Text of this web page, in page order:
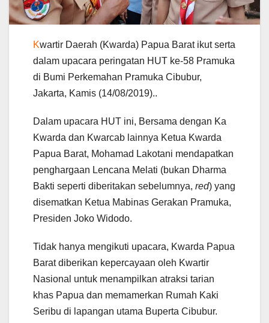
Kwartir Daerah (Kwarda) Papua Barat ikut serta
dalam upacara peringatan HUT ke-58 Pramuka
di Bumi Perkemahan Pramuka Cibubur,
Jakarta, Kamis (14/08/2019)..
Dalam upacara HUT ini, Bersama dengan Ka
Kwarda dan Kwarcab lainnya Ketua Kwarda
Papua Barat, Mohamad Lakotani mendapatkan
penghargaan Lencana Melati (bukan Dharma
Bakti seperti diberitakan sebelumnya, red) yang
disematkan Ketua Mabinas Gerakan Pramuka,
Presiden Joko Widodo.
Tidak hanya mengikuti upacara, Kwarda Papua
Barat diberikan kepercayaan oleh Kwartir
Nasional untuk menampilkan atraksi tarian
khas Papua dan memamerkan Rumah Kaki
Seribu di lapangan utama Buperta Cibubur.